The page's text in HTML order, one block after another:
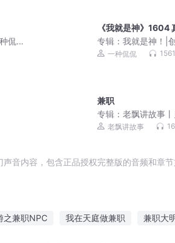
侃
《我就是神》1604
专辑：我就是神！|
侃|多人有声剧
一种侃侃 1561
兼职
专辑：老飘讲故事
经历老飘讲故事
音内容，包含正品授权完整版的音频和章
之兼职NPC 我在天庭做兼职 兼职大